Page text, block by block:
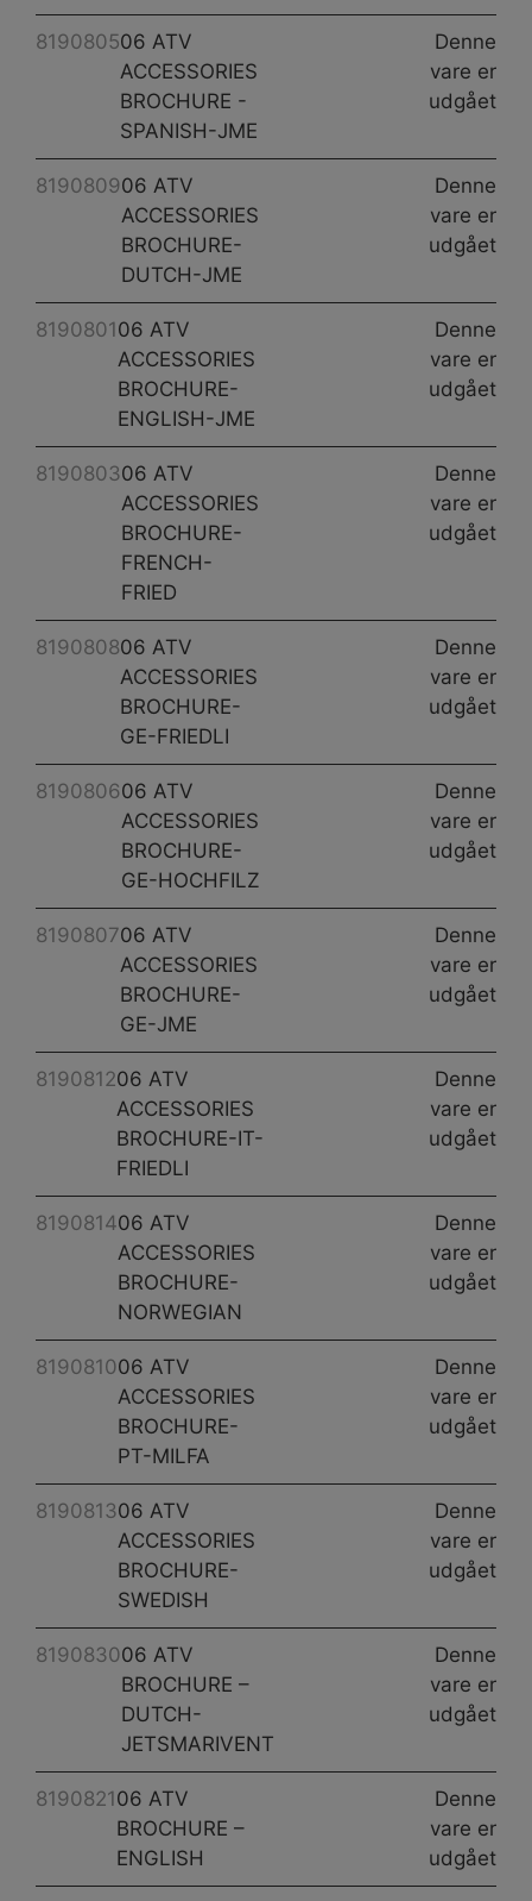
Denne
vare er
udgået
819080506 ATV
ACCESSORIES
BROCHURE -
SPANISH-JME
Denne
vare er
udgået
819080906 ATV
ACCESSORIES
BROCHURE-
DUTCH-JME
Denne
vare er
udgået
8190801 06 ATV
ACCESSORIES
BROCHURE-
ENGLISH-JME
Denne
vare er
udgået
819080306 ATV
ACCESSORIES
BROCHURE-
FRENCH-
FRIED
Denne
vare er
udgået
819080806 ATV
ACCESSORIES
BROCHURE-
GE-FRIEDLI
Denne
vare er
udgået
819080606 ATV
ACCESSORIES
BROCHURE-
GE-HOCHFILZ
Denne
vare er
udgået
819080706 ATV
ACCESSORIES
BROCHURE-
GE-JME
Denne
vare er
udgået
819081206 ATV
ACCESSORIES
BROCHURE-IT-
FRIEDLI
Denne
vare er
udgået
819081406 ATV
ACCESSORIES
BROCHURE-
NORWEGIAN
Denne
vare er
udgået
819081006 ATV
ACCESSORIES
BROCHURE-
PT-MILFA
Denne
vare er
udgået
819081306 ATV
ACCESSORIES
BROCHURE-
SWEDISH
Denne
vare er
udgået
819083006 ATV
BROCHURE –
DUTCH-
JETSMARIVENT
Denne
vare er
udgået
8190821 06 ATV
BROCHURE –
ENGLISH